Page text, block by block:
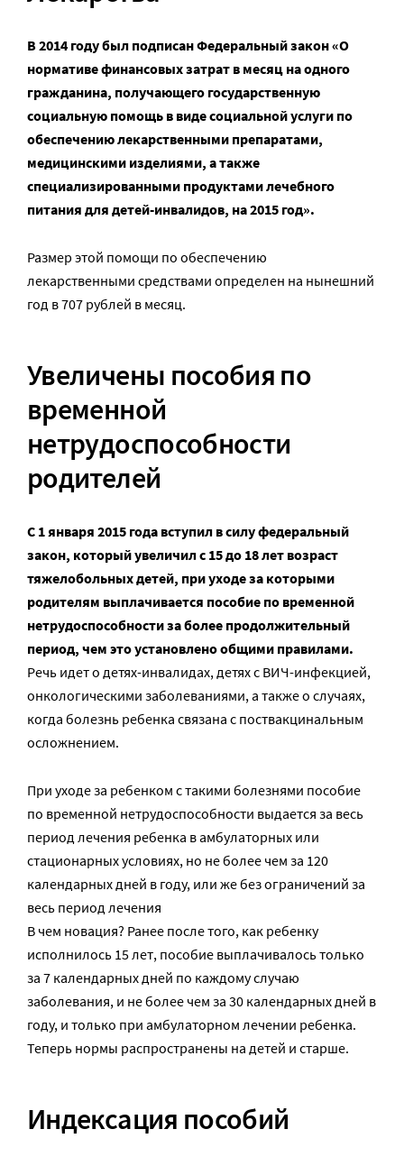
В 2014 году был подписан Федеральный закон «О
нормативе финансовых затрат в месяц на одного
гражданина, получающего государственную
социальную помощь в виде социальной услуги по
обеспечению лекарственными препаратами,
медицинскими изделиями, а также
специализированными продуктами лечебного
питания для детей-инвалидов, на 2015 год».
Размер этой помощи по обеспечению
лекарственными средствами определен на нынешний
год в 707 рублей в месяц.
Увеличены пособия по
временной
нетрудоспособности
родителей
С 1 января 2015 года вступил в силу федеральный
закон, который увеличил с 15 до 18 лет возраст
тяжелобольных детей, при уходе за которыми
родителям выплачивается пособие по временной
нетрудоспособности за более продолжительный
период, чем это установлено общими правилами.
Речь идет о детях-инвалидах, детях с ВИЧ-инфекцией,
онкологическими заболеваниями, а также о случаях,
когда болезнь ребенка связана с поствакцинальным
осложнением.
При уходе за ребенком с такими болезнями пособие
по временной нетрудоспособности выдается за весь
период лечения ребенка в амбулаторных или
стационарных условиях, но не более чем за 120
календарных дней в году, или же без ограничений за
весь период лечения
В чем новация? Ранее после того, как ребенку
исполнилось 15 лет, пособие выплачивалось только
за 7 календарных дней по каждому случаю
заболевания, и не более чем за 30 календарных дней в
году, и только при амбулаторном лечении ребенка.
Теперь нормы распространены на детей и старше.
Индексация пособий